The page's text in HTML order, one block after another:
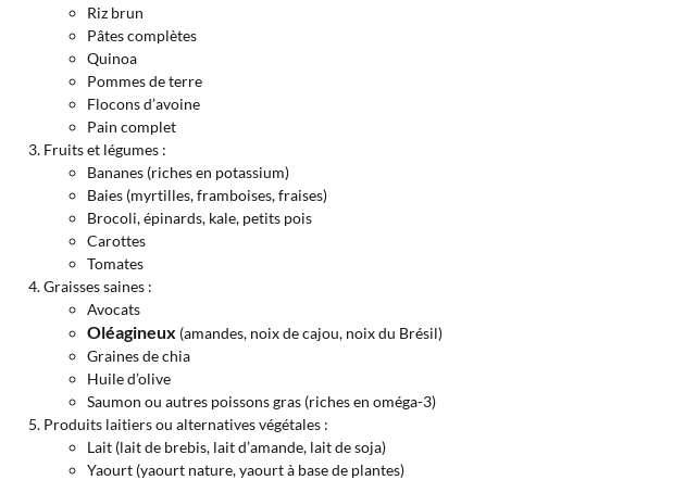
Riz brun
Pâtes complètes
Quinoa
Pommes de terre
Flocons d’avoine
Pain complet
Fruits et légumes :
Bananes (riches en potassium)
Baies (myrtilles, framboises, fraises)
Brocoli, épinards, kale, petits pois
Carottes
Tomates
Graisses saines :
Avocats
Oléagineux (amandes, noix de cajou, noix du Brésil)
Graines de chia
Huile d’olive
Saumon ou autres poissons gras (riches en oméga-3)
Produits laitiers ou alternatives végétales :
Lait (lait de brebis, lait d’amande, lait de soja)
Yaourt (yaourt nature, yaourt à base de plantes)